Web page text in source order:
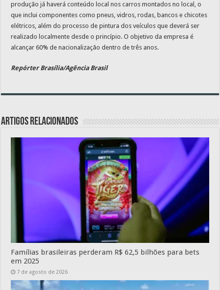
produção já haverá conteúdo local nos carros montados no local, o
que inclui componentes como pneus, vidros, rodas, bancos e chicotes
elétricos, além do processo de pintura dos veículos que deverá ser
realizado localmente desde o princípio. O objetivo da empresa é
alcançar 60% de nacionalização dentro de três anos.
Repórter Brasília/Agência Brasil
Artigos relacionados
Famílias brasileiras perderam R$ 62,5 bilhões para bets
em 2025
7 de agosto de 2026